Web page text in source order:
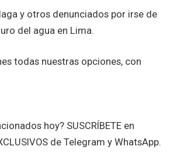
y otros denunciados por irse de
del agua en Lima.
todas nuestras opciones, con
hoy? SUSCRÍBETE en
de Telegram y WhatsApp.